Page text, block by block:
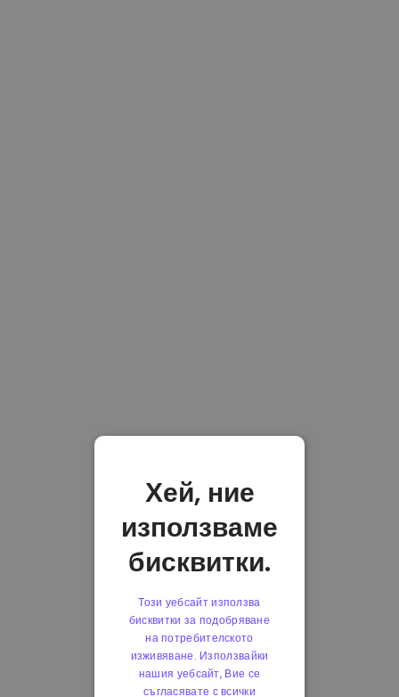
Хей, ние
използваме
бисквитки.
Този уебсайт използва
бисквитки за подобряване
на потребителското
изживяване. Използвайки
нашия уебсайт, Вие се
съгласявате с всички